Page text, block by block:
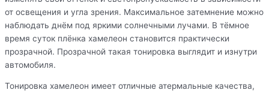
от освещения и угла зрения. Максимальное затемнение можно
наблюдать днём под яркими солнечными лучами. В тёмное
время суток плёнка хамелеон становится практически
прозрачной. Прозрачной такая тонировка выглядит и изнутри
автомобиля.
Тонировка хамелеон имеет отличные атермальные качества,